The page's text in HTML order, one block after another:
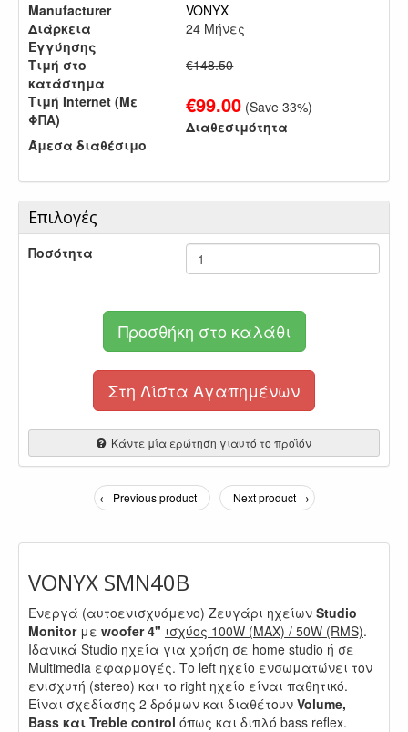
Manufacturer
VONYX
Διάρκεια
Εγγύησης
24 Μήνες
Τιμή στο
κατάστημα
€148.50
Τιμή Internet (Με
ΦΠΑ)
€99.00 (Save33%)
Διαθεσιμότητα
Άμεσα διαθέσιμο
Επιλογές
Ποσότητα
Προσθήκη στο καλάθι
Στη Λίστα Αγαπημένων
Κάντε μία ερώτηση γιαυτό το προϊόν
← Previous product Next product →
VONYX SMN40B
Ενεργά (αυτοενισχυόμενο) Ζευγάρι ηχείων Studio
Monitorμε woofer 4" ισχύος 100W (MAX) / 50W (RMS).
Ιδανικά Studio ηχεία για χρήση σε home studio ή σε
Multimedia εφαρμογές. Το left ηχείο ενσωματώνει τον
ενισχυτή (stereo) και το right ηχείο είναι παθητικό.
Είναι σχεδίασης 2 δρόμων και διαθέτουν Volume,
Bass και Treble control όπως και διπλό bass reflex.